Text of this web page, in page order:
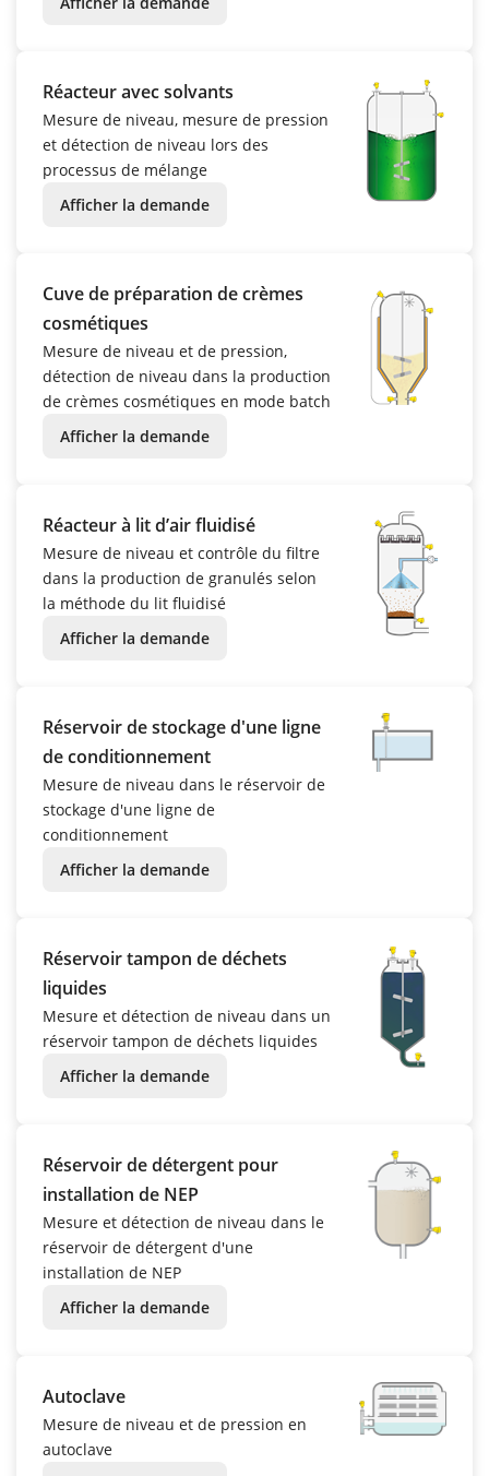
Réacteur avec solvants
Mesure de niveau, mesure de pression
et détection de niveau lors des
processus de mélange
Afficher la demande
Cuve de préparation de crèmes
cosmétiques
Mesure de niveau et de pression,
détection de niveau dans la production
de crèmes cosmétiques en mode batch
Afficher la demande
Réacteur à lit d’air fluidisé
Mesure de niveau et contrôle du filtre
dans la production de granulés selon
la méthode du lit fluidisé
Afficher la demande
Réservoir de stockage d'une ligne
de conditionnement
Mesure de niveau dans le réservoir de
stockage d'une ligne de
conditionnement
Afficher la demande
Réservoir tampon de déchets
liquides
Mesure et détection de niveau dans un
réservoir tampon de déchets liquides
Afficher la demande
Réservoir de détergent pour
installation de NEP
Mesure et détection de niveau dans le
réservoir de détergent d'une
installation de NEP
Afficher la demande
Autoclave
Mesure de niveau et de pression en
autoclave